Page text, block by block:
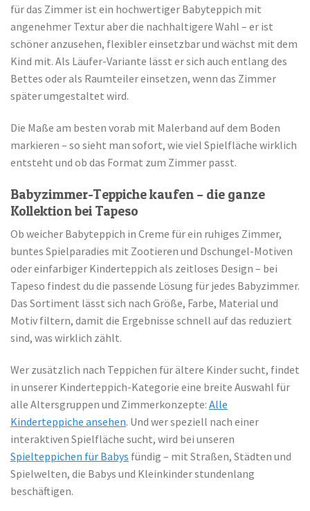
für das Zimmer ist ein hochwertiger Babyteppich mit
angenehmer Textur aber die nachhaltigere Wahl – er ist
schöner anzusehen, flexibler einsetzbar und wächst mit dem
Kind mit. Als Läufer-Variante lässt er sich auch entlang des
Bettes oder als Raumteiler einsetzen, wenn das Zimmer
später umgestaltet wird.
Die Maße am besten vorab mit Malerband auf dem Boden
markieren – so sieht man sofort, wie viel Spielfläche wirklich
entsteht und ob das Format zum Zimmer passt.
Babyzimmer-Teppiche kaufen – die ganze
Kollektion bei Tapeso
Ob weicher Babyteppich in Creme für ein ruhiges Zimmer,
buntes Spielparadies mit Zootieren und Dschungel-Motiven
oder einfarbiger Kinderteppich als zeitloses Design – bei
Tapeso findest du die passende Lösung für jedes Babyzimmer.
Das Sortiment lässt sich nach Größe, Farbe, Material und
Motiv filtern, damit die Ergebnisse schnell auf das reduziert
sind, was wirklich zählt.
Wer zusätzlich nach Teppichen für ältere Kinder sucht, findet
in unserer Kinderteppich-Kategorie eine breite Auswahl für
alle Altersgruppen und Zimmerkonzepte: Alle
Kinderteppiche ansehen. Und wer speziell nach einer
interaktiven Spielfläche sucht, wird bei unseren
Spielteppichen für Babys fündig – mit Straßen, Städten und
Spielwelten, die Babys und Kleinkinder stundenlang
beschäftigen.